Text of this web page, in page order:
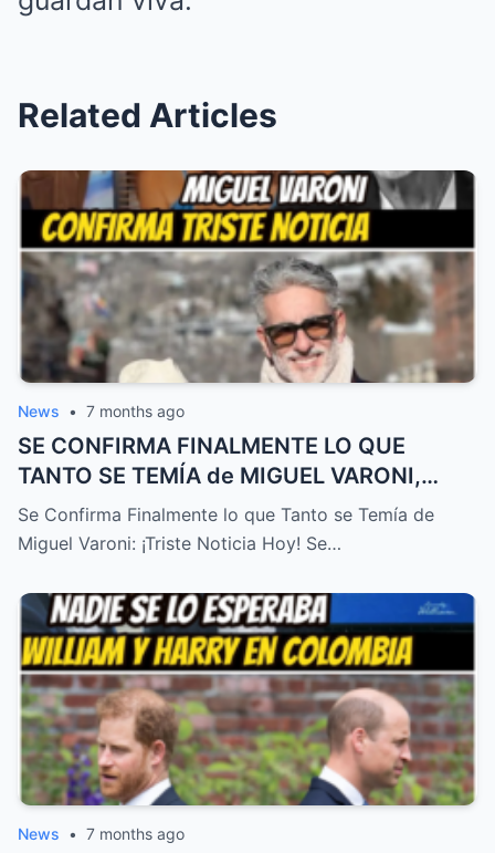
Related Articles
News • 7 months ago
SE CONFIRMA FINALMENTE LO QUE
TANTO SE TEMÍA de MIGUEL VARONI,
TRISTE NOTICIA HOY! – HTT
Se Confirma Finalmente lo que Tanto se Temía de
Miguel Varoni: ¡Triste Noticia Hoy! Se…
News • 7 months ago